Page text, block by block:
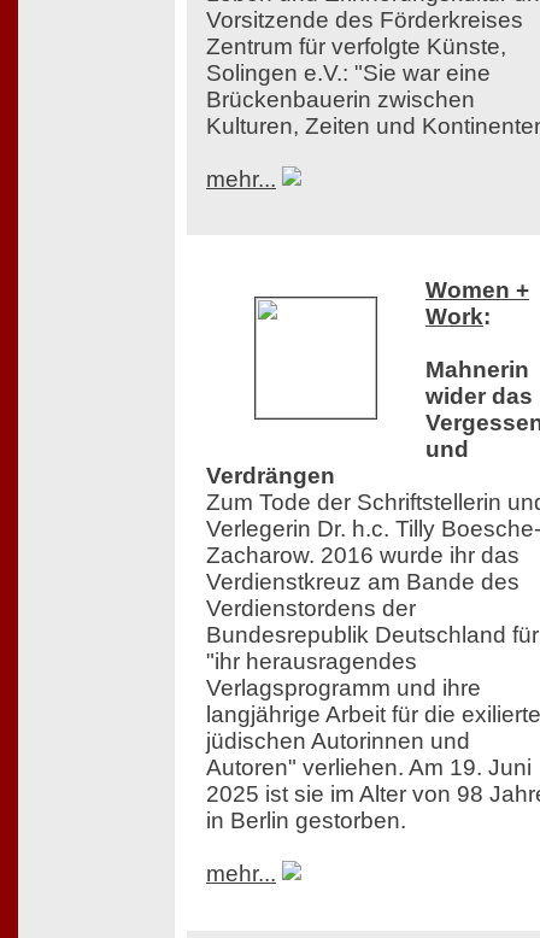
Vorsitzende des Förderkreises
Zentrum für verfolgte Künste,
Solingen e.V.: "Sie war eine
Brückenbauerin zwischen
Kulturen, Zeiten und
mehr...
Women +
Work:
Mahnerin
wider das
und
Verdrängen
Zum Tode der Schriftstellerin
Verlegerin Dr. h.c. Tilly Boesche-
Zacharow. 2016 wurde ihr das
Verdienstkreuz am Bande des
Verdienstordens der
Bundesrepublik Deutschland für
"ihr herausragendes
Verlagsprogramm und ihre
langjährige Arbeit für die
jüdischen Autorinnen und
Autoren" verliehen. Am 19. Juni
2025 ist sie im Alter von 98
in Berlin gestorben.
mehr...